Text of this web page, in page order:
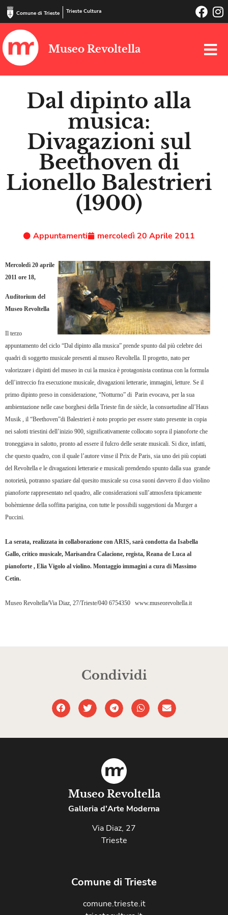
Comune di Trieste Trieste Cultura
Museo Revoltella
Dal dipinto alla
musica:
Divagazioni sul
Beethoven di
Lionello Balestrieri
(1900)
Appuntamenti mercoledì 20 Aprile 2011
Mercoledì 20 aprile
2011 ore 18,
Auditorium del
Museo Revoltella
Il terzo
appuntamento del ciclo “Dal dipinto alla musica” prende spunto dal più celebre dei
quadri di soggetto musicale presenti al museo Revoltella. Il progetto, nato per
valorizzare i dipinti del museo in cui la musica è protagonista continua con la formula
dell’intreccio fra esecuzione musicale, divagazioni letterarie, immagini, letture. Se il
primo dipinto preso in considerazione, “Notturno” di Parin evocava, per la sua
ambientazione nelle case borghesi della Trieste fin de siècle, la consuetudine all’Haus
Musik , il “Beethoven”di Balestrieri è noto proprio per essere stato presente in copia
nei salotti triestini dell’inizio 900, significativamente collocato sopra il pianoforte che
troneggiava in salotto, pronto ad essere il fulcro delle serate musicali. Si dice, infatti,
che questo quadro, con il quale l’autore vinse il Prix de Paris, sia uno dei più copiati
del Revoltella e le divagazioni letterarie e musicali prendendo spunto dalla sua grande
notorietà, potranno spaziare dal quesito musicale su cosa suoni davvero il duo violino
pianoforte rappresentato nel quadro, alle considerazioni sull’atmosfera tipicamente
bohèmienne della soffitta parigina, con tutte le possibili suggestioni da Murger a
Puccini.
La serata, realizzata in collaborazione con ARIS, sarà condotta da Isabella
Gallo, critico musicale, Marisandra Calacione, regista, Reana de Luca al
pianoforte , Elia Vigolo al violino. Montaggio immagini a cura di Massimo
Cetin.
Museo Revoltella/Via Diaz, 27/Trieste/040 6754350 www.museorevoltella.it
Condividi
Museo Revoltella
Galleria d'Arte Moderna
Via Diaz, 27
Trieste
Comune di Trieste
comune.trieste.it